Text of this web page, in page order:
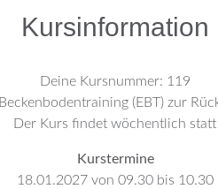
Kursinformation
Deine Kursnummer: 119
(EBT) zur
Der Kurs findet wöchentlich statt
Kurstermine
18.01.2027 von 09.30 bis 10.30